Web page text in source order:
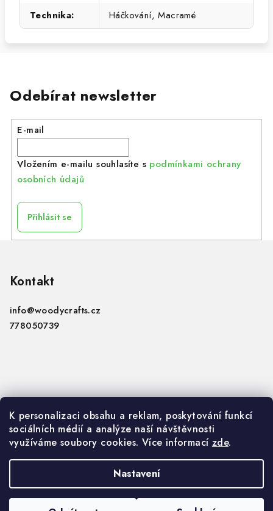
K personalizaci obsahu a reklam, poskytování funkcí
sociálních médií a analýze naší návštěvnosti
využíváme soubory cookies. Více informací zde.
Nastavení
Technika: Háčkování, Macramé
Odebírat newsletter
E-mail
Vložením e-mailu souhlasíte s podmínkami ochrany
osobních údajů
Přihlásit se
Kontakt
info@woodycrafts.cz
778050739
VOP
GDPR
Copyright 2026Woody Crafts B2B. Všechna práva
vyhrazena.Upravit nastavení cookies